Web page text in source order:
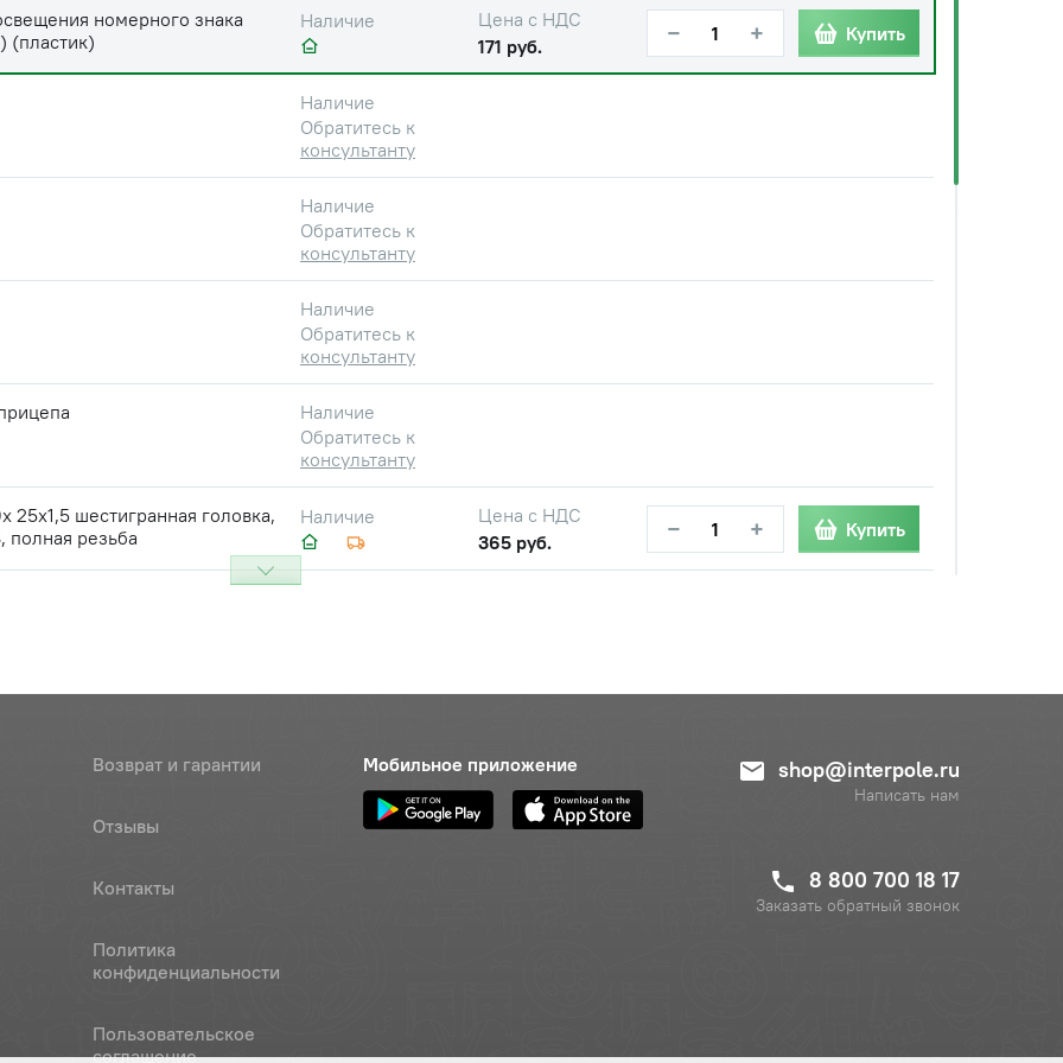
номерного знака
(пластик)
Наличие
Цена с НДС
171 руб.
− + Купить
Наличие
Обратитесь к
консультанту
Наличие
Обратитесь к
консультанту
Наличие
Обратитесь к
консультанту
Наличие
Обратитесь к
консультанту
25х1,5 шестигранная головка,
полная резьба
Наличие
Цена с НДС
365 руб.
− + Купить
Наличие
Цена с НДС
326 руб.
Возврат и гарантии
Отзывы
Контакты
Политика
конфиденциальности
Пользовательское
соглашение
Мобильное приложение shop@interpole.ru
Написать нам
8 800 700 18 17
Заказать обратный звонок